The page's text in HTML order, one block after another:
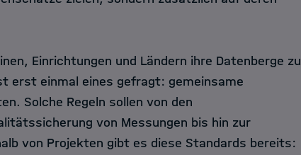
Einrichtungen und Ländern ihre Datenberge zu
erst einmal eines gefragt: gemeinsame
Solche Regeln sollen von den
von Messungen bis hin zur
von Projekten gibt es diese Standards bereits: